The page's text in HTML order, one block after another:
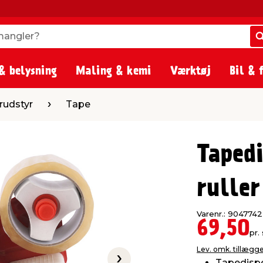
belysning Maling & kemi Værktøj Bil &
Tape Tape
ruller
Varenr.: 9047742
69,50pr.
Lev. omk.